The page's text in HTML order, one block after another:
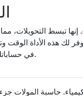
تبسط التحويلات،
لك هذه الأداة الوقت
في حساباتك الكيميائية.
حاسبة المولات